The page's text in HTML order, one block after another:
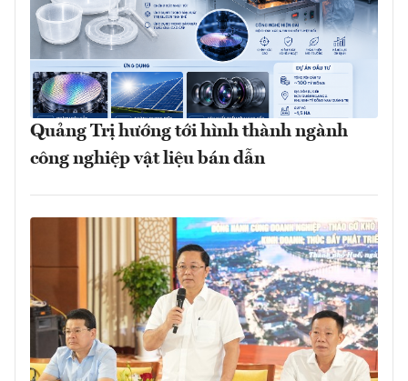
Quảng Trị hướng tới hình thành ngành
công nghiệp vật liệu bán dẫn